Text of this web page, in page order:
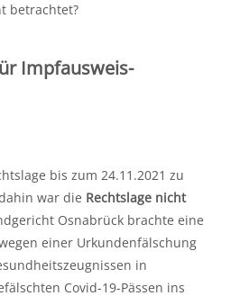
betrachtet?
Impfausweis-
bis zum 24.11.2021 zu
war die Rechtslage nicht
Osnabrück brachte eine
einer Urkundenfälschung
in
Covid-19-Pässen ins